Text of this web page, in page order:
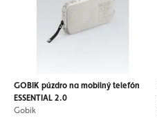
GOBIK púzdro na mobilný telefón
ESSENTIAL 2.0
Gobik